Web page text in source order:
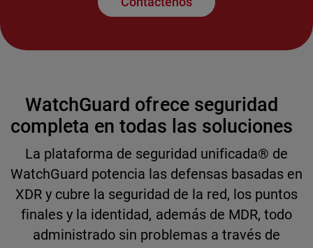
WatchGuard ofrece seguridad
completa en todas las soluciones
La plataforma de seguridad unificada® de
WatchGuard potencia las defensas basadas en
XDR y cubre la seguridad de la red, los puntos
finales y la identidad, además de MDR, todo
administrado sin problemas a través de